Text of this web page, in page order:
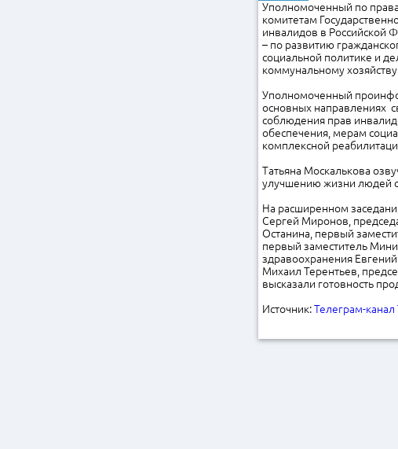
Уполномоченный по
комитетам
инвалидов в Российской
– по развитию
социальной политике и
коммунальному
Уполномоченный
основных направлениях
соблюдения прав
обеспечения, мерам
комплексной
Татьяна Москалькова
улучшению жизни людей
На расширенном
Сергей Миронов,
Останина, первый
первый заместитель
здравоохранения
Михаил Терентьев,
высказали готовность
Источник:Телеграм-